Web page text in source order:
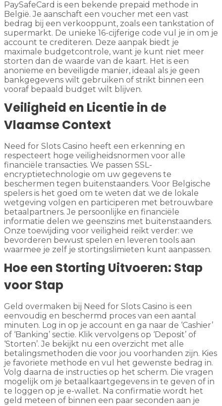
PaySafeCard is een bekende prepaid methode in
België. Je aanschaft een voucher met een vast
bedrag bij een verkooppunt, zoals een tankstation of
supermarkt. De unieke 16-cijferige code vul je in om je
account te crediteren. Deze aanpak biedt je
maximale budgetcontrole, want je kunt niet meer
storten dan de waarde van de kaart. Het is een
anonieme en beveiligde manier, ideaal als je geen
bankgegevens wilt gebruiken of strikt binnen een
vooraf bepaald budget wilt blijven.
Veiligheid en Licentie in de
Vlaamse Context
Need for Slots Casino heeft een erkenning en
respecteert hoge veiligheidsnormen voor alle
financiële transacties. We passen SSL-
encryptietechnologie om uw gegevens te
beschermen tegen buitenstaanders. Voor Belgische
spelers is het goed om te weten dat we de lokale
wetgeving volgen en participeren met betrouwbare
betaalpartners. Je persoonlijke en financiële
informatie delen we geenszins met buitenstaanders.
Onze toewijding voor veiligheid reikt verder: we
bevorderen bewust spelen en leveren tools aan
waarmee je zelf je stortingslimieten kunt aanpassen.
Hoe een Storting Uitvoeren: Stap
voor Stap
Geld overmaken bij Need for Slots Casino is een
eenvoudig en beschermd proces van een aantal
minuten. Log in op je account en ga naar de ‘Cashier’
of ‘Banking’ sectie. Klik vervolgens op ‘Deposit’ of
‘Storten’. Je bekijkt nu een overzicht met alle
betalingsmethoden die voor jou voorhanden zijn. Kies
je favoriete methode en vul het gewenste bedrag in.
Volg daarna de instructies op het scherm. Die vragen
mogelijk om je betaalkaartgegevens in te geven of in
te loggen op je e-wallet. Na confirmatie wordt het
geld meteen of binnen een paar seconden aan je